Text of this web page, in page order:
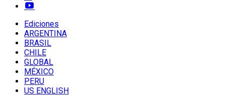
Ediciones
ARGENTINA
BRASIL
CHILE
GLOBAL
MÉXICO
PERU
US ENGLISH